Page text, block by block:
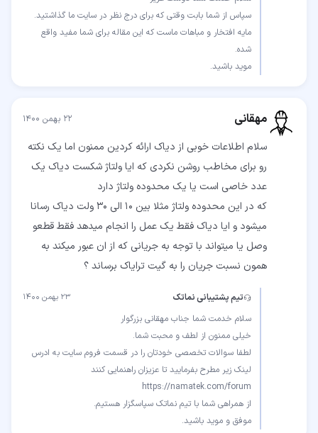
مایه افتخار و مباهات ماست که این مقاله برای شما مفید واقع
موید باشید.
مهقانی ۲۲ بهمن ۱۴۰۰
سلام اطلاعات خوبی از دیاک ارائه کردین ممنون اما یک نکته
رو برای مخاطب روشن نکردی که ایا ولتاژ شکست دیاک یک
که در این محدوده ولتاژ مثلا بین ۱۰ الی ۳۰ ولت دیاک رسانا
میشود و ایا دیاک فقط یک عمل را انجام میدهد فقط قطعو
وصل یا میتواند با توجه به جریانی که از ان عبور میکند به
همون نسبت جریان را به گیت ترایاک برساند ؟
تیم پشتیبانی نماتک ۲۳ بهمن ۱۴۰۰
لطفا سوالات تخصصی خودتان را در قسمت فروم سایت به ادرس
موفق و موید باشید.